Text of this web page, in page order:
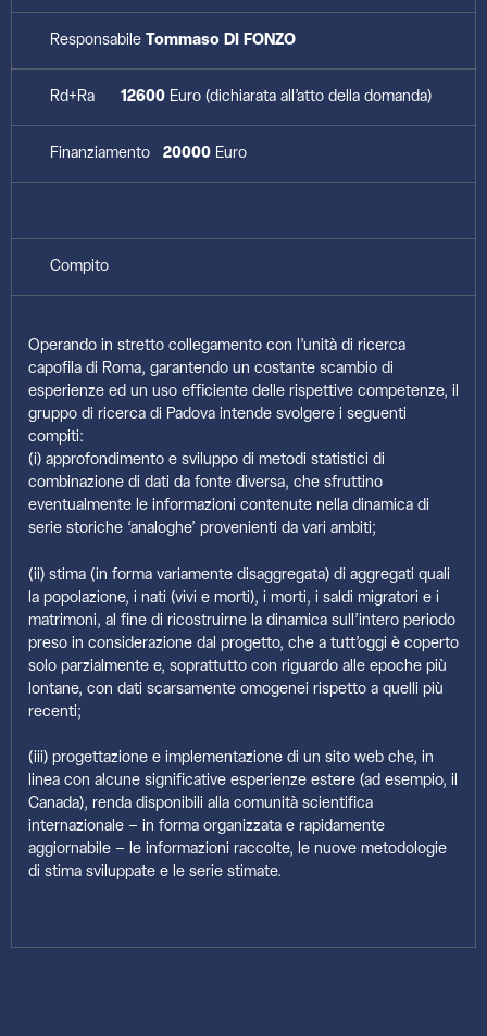
Responsabile Tommaso DI FONZO
Rd+Ra 12600 Euro (dichiarata all’atto della domanda)
Finanziamento 20000 Euro
Compito
Operando in stretto collegamento con l’unità di ricerca
capofila di Roma, garantendo un costante scambio di
esperienze ed un uso efficiente delle rispettive competenze, il
gruppo di ricerca di Padova intende svolgere i seguenti
compiti:
(i) approfondimento e sviluppo di metodi statistici di
combinazione di dati da fonte diversa, che sfruttino
eventualmente le informazioni contenute nella dinamica di
serie storiche ‘analoghe’ provenienti da vari ambiti;
(ii) stima (in forma variamente disaggregata) di aggregati quali
la popolazione, i nati (vivi e morti), i morti, i saldi migratori e i
matrimoni, al fine di ricostruirne la dinamica sull’intero periodo
preso in considerazione dal progetto, che a tutt’oggi è coperto
solo parzialmente e, soprattutto con riguardo alle epoche più
lontane, con dati scarsamente omogenei rispetto a quelli più
recenti;
(iii) progettazione e implementazione di un sito web che, in
linea con alcune significative esperienze estere (ad esempio, il
Canada), renda disponibili alla comunità scientifica
internazionale – in forma organizzata e rapidamente
aggiornabile – le informazioni raccolte, le nuove metodologie
di stima sviluppate e le serie stimate.